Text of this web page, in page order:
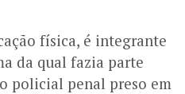
física, é integrante
da qual fazia parte
policial penal preso em